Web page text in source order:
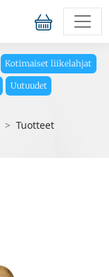
Kotimaiset liikelahjat
Uutuudet
Tuotteet